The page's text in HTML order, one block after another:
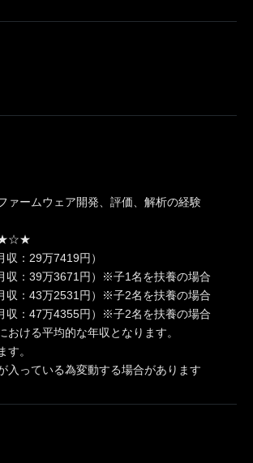
ァームウェア開発、評価、解析の経験
★☆★
：29万7419円）
：39万3671円）※子1名を扶養の場合
：43万2531円）※子2名を扶養の場合
：47万4355円）※子2名を扶養の場合
ける平均的な年収となります。
。
入っている為変動する場合があります